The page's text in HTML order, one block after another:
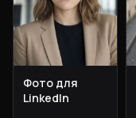
Фото для
LinkedIn